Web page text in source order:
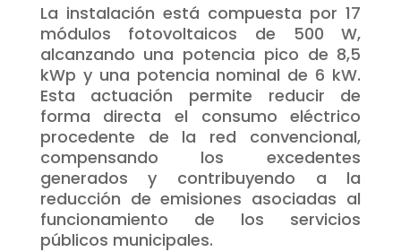
La instalación está compuesta por 17
módulos fotovoltaicos de 500 W,
alcanzando una potencia pico de 8,5
kWp y una potencia nominal de 6 kW.
Esta actuación permite reducir de
forma directa el consumo eléctrico
procedente de la red convencional,
compensando los excedentes
generados y contribuyendo a la
reducción de emisiones asociadas al
funcionamiento de los servicios
públicos municipales.